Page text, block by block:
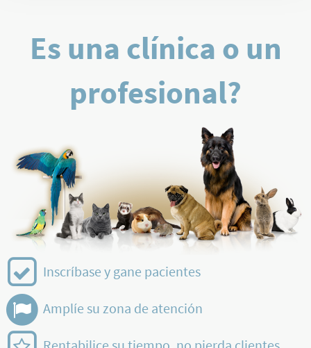
Es una clínica o un
profesional?
Inscríbase y gane pacientes
Amplíe su zona de atención